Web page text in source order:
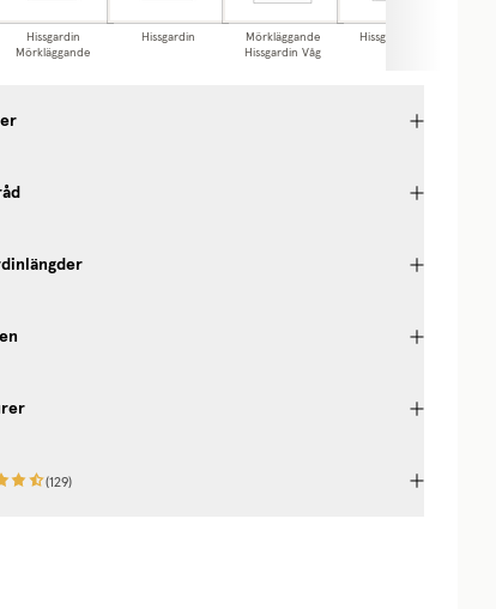
Hissgardin
Mörkläggande
Hissgardin
Mörkläggande
Hissgardin Våg
Hissgardin Våg
(129)